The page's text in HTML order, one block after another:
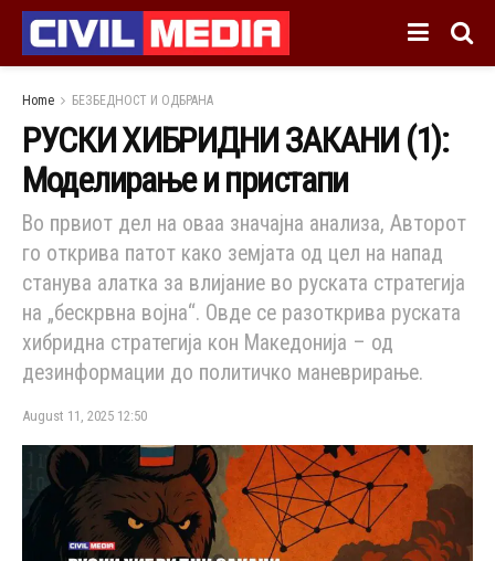
Home БЕЗБЕДНОСТ И ОДБРАНА
РУСКИ ХИБРИДНИ ЗАКАНИ (1):
Моделирање и пристапи
Во првиот дел на оваа значајна анализа, Авторот
го открива патот како земјата од цел на напад
станува алатка за влијание во руската стратегија
на „бескрвна војна“. Овде се разоткрива руската
хибридна стратегија кон Македонија – од
дезинформации до политичко маневрирање.
August 11, 2025 12:50